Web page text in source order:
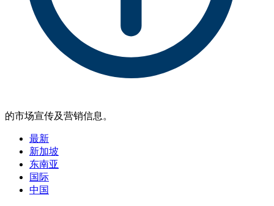
的市场宣传及营销信息。
最新
新加坡
东南亚
国际
中国